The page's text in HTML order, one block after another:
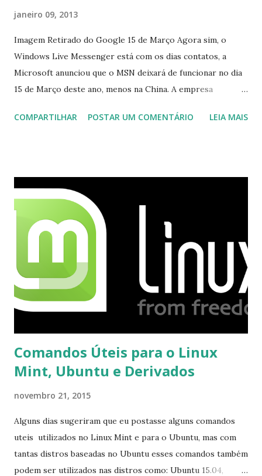
janeiro 09, 2013
Imagem Retirado do Google 15 de Março Agora sim, o
Windows Live Messenger está com os dias contatos, a
Microsoft anunciou que o MSN deixará de funcionar no dia
15 de Março deste ano, menos na China. A empresa
integrado com o serviço do MSN, segundo a empresa, os
o Windows Live (assim como muitos profissionais de TI) ,
mesmo na versão para Linux, claro, sempre existem outras
opções e o Pidgin, que se mostra como opção.
COMPARTILHAR POSTAR UM COMENTÁRIO LEIA MAIS
Comandos Úteis para o Linux
Mint, Ubuntu e Derivados
novembro 21, 2015
Alguns dias sugeriram que eu postasse alguns comandos
uteis utilizados no Linux Mint e para o Ubuntu, mas com
tantas distros baseadas no Ubuntu esses comandos também
podem ser utilizados nas distros como: Ubuntu 15.04,